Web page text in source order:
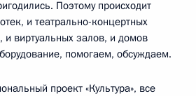
Поэтому происходит
и театрально-концертных
и виртуальных залов, и домов
помогаем, обсуждаем.
проект «Культура», все